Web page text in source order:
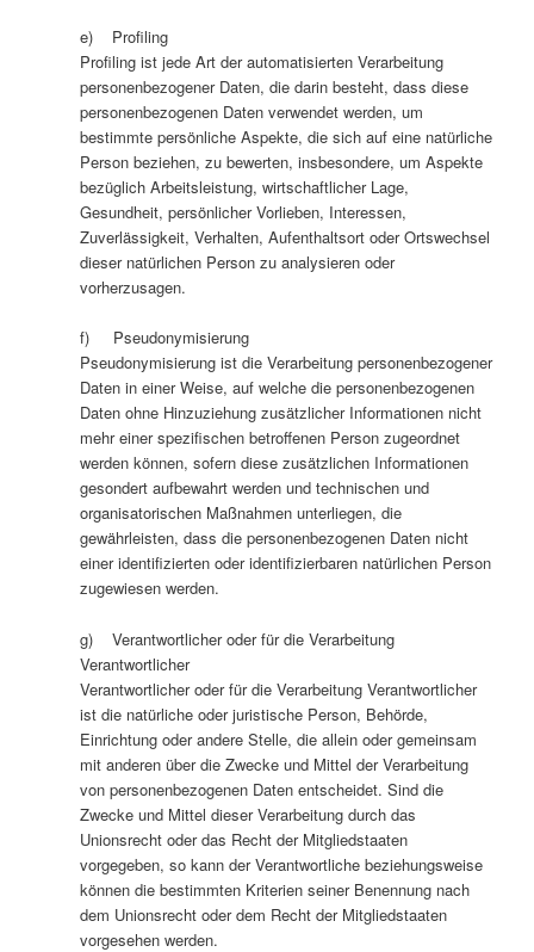
e) Profiling
Profiling ist jede Art der automatisierten Verarbeitung
personenbezogener Daten, die darin besteht, dass diese
personenbezogenen Daten verwendet werden, um
bestimmte persönliche Aspekte, die sich auf eine natürliche
Person beziehen, zu bewerten, insbesondere, um Aspekte
bezüglich Arbeitsleistung, wirtschaftlicher Lage,
Gesundheit, persönlicher Vorlieben, Interessen,
Zuverlässigkeit, Verhalten, Aufenthaltsort oder Ortswechsel
dieser natürlichen Person zu analysieren oder
vorherzusagen.
f) Pseudonymisierung
Pseudonymisierung ist die Verarbeitung personenbezogener
Daten in einer Weise, auf welche die personenbezogenen
Daten ohne Hinzuziehung zusätzlicher Informationen nicht
mehr einer spezifischen betroffenen Person zugeordnet
werden können, sofern diese zusätzlichen Informationen
gesondert aufbewahrt werden und technischen und
organisatorischen Maßnahmen unterliegen, die
gewährleisten, dass die personenbezogenen Daten nicht
einer identifizierten oder identifizierbaren natürlichen Person
zugewiesen werden.
g) Verantwortlicher oder für die Verarbeitung
Verantwortlicher
Verantwortlicher oder für die Verarbeitung Verantwortlicher
ist die natürliche oder juristische Person, Behörde,
Einrichtung oder andere Stelle, die allein oder gemeinsam
mit anderen über die Zwecke und Mittel der Verarbeitung
von personenbezogenen Daten entscheidet. Sind die
Zwecke und Mittel dieser Verarbeitung durch das
Unionsrecht oder das Recht der Mitgliedstaaten
vorgegeben, so kann der Verantwortliche beziehungsweise
können die bestimmten Kriterien seiner Benennung nach
dem Unionsrecht oder dem Recht der Mitgliedstaaten
vorgesehen werden.